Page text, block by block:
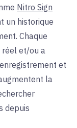
Nitro Sign
un historique
Chaque
réel et/ou a
et
la
depuis